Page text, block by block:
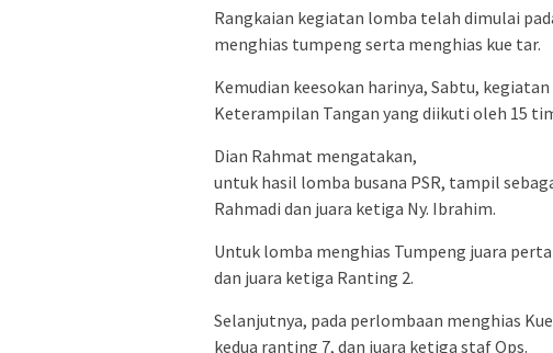
Rangkaian kegiatan lomba telah dimulai
menghias tumpeng serta menghias kue tar.
Kemudian keesokan harinya, Sabtu,
Keterampilan Tangan yang diikuti oleh 15
Dian Rahmat mengatakan,
untuk hasil lomba busana PSR, tampil
Rahmadi dan juara ketiga Ny. Ibrahim.
Untuk lomba menghias Tumpeng juara
dan juara ketiga Ranting 2.
Selanjutnya, pada perlombaan menghias
kedua ranting 7, dan juara ketiga staf Ops.